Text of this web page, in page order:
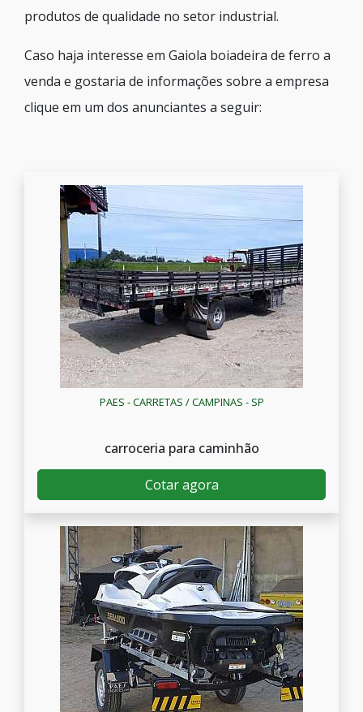
produtos de qualidade no setor industrial.
Caso haja interesse em Gaiola boiadeira de ferro a
venda e gostaria de informações sobre a empresa
clique em um dos anunciantes a seguir:
PAES - CARRETAS / CAMPINAS - SP
carroceria para caminhão
Cotar agora